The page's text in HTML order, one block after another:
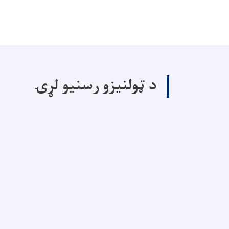
د ټولنیزو رسنیو لړۍ